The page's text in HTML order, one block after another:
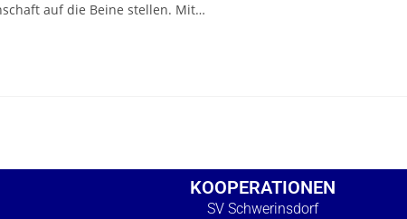
auf die Beine stellen. Mit…
KOOPERATIONEN
SV Schwerinsdorf